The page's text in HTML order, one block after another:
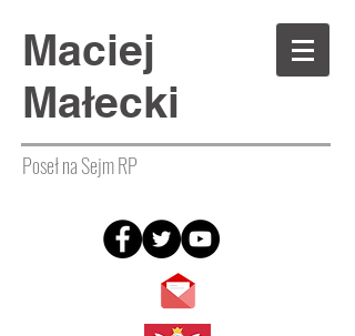
Maciej
Małecki
Poseł na Sejm RP